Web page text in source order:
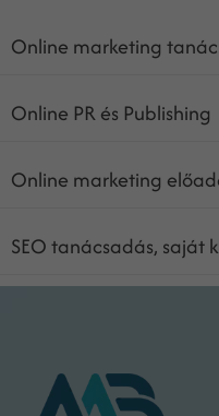
Online marketing
Online PR és Publishing
Online marketing
SEO tanácsadás, saját